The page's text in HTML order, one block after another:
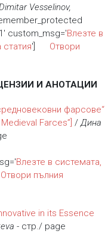
Vesselinov,
custom_msg='Влезте в
статия']
Отвори
И АНОТАЦИИ
фарсове“
Farces”] /Дина
Влезте в системата,
Отвори пълния
in its Essence
- стр./ page